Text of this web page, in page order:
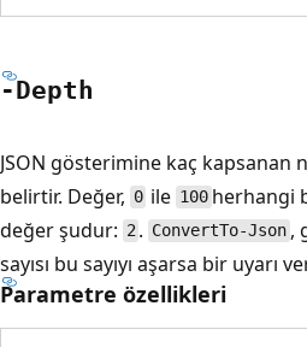
-Depth
JSON gösterimine kaç kapsanan
belirtir. Değer, 0 ile 100herhangi
değer şudur: 2 . ConvertTo-Json ,
sayısı bu sayıyı aşarsa bir uyarı
Parametre özellikleri